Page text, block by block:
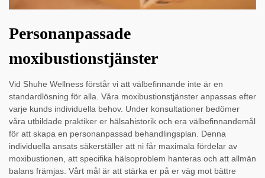
Personanpassade
moxibustionstjänster
Vid Shuhe Wellness förstår vi att välbefinnande inte är en
standardlösning för alla. Våra moxibustionstjänster anpassas efter
varje kunds individuella behov. Under konsultationer bedömer
våra utbildade praktiker er hälsahistorik och era välbefinnandemål
för att skapa en personanpassad behandlingsplan. Denna
individuella ansats säkerställer att ni får maximala fördelar av
moxibustionen, att specifika hälsoproblem hanteras och att allmän
balans främjas. Vårt mål är att stärka er på er väg mot bättre